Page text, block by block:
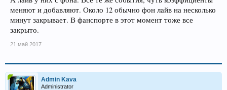
меняют и добавляют. Около 12 обычно фон лайв на несколько
минут закрывает. В фанспорте в этот момент тоже все
закрыто.
21 май 2017
Admin Kava
Administrator